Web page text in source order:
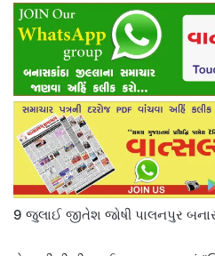
9 જુલાઈ જીતેશ જોષી પાલનપુર